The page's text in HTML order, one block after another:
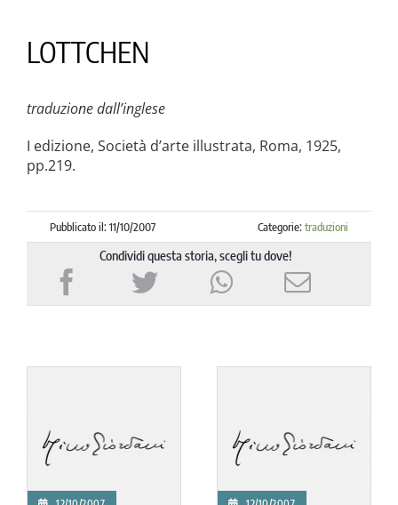
notizie
LOTTCHEN
traduzione dall’inglese
I edizione, Società d’arte illustrata, Roma, 1925,
pp.219.
Pubblicato il: 11/10/2007 Categorie:traduzioni
Condividi questa storia, scegli tu dove!